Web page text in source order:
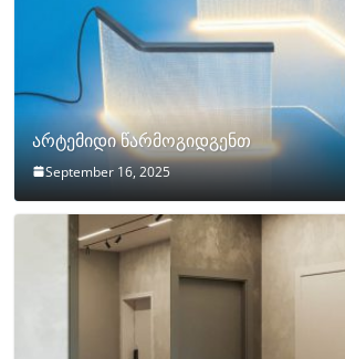
არტემიდი წარმოგიდგენთ
September 16, 2025